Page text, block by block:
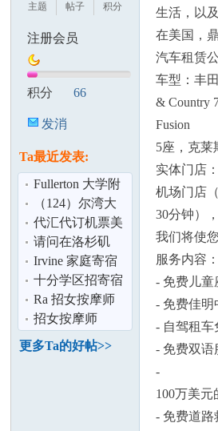
主题
帖子
积分
注册会员
积分 66
发消
Ta最近发表:
Fullerton 大学附
近雅房出租,环境
好
（124）尔湾大
公园现代化独栋
别墅,优质学区
代汇代订机票美
国/港台/新马/中
国,及时到帐
请问在洛杉矶
west covina附近
有没有教小朋
Irvine 家庭寄宿
十分学区招寄宿
学生
Ra 招女按摩师
招女按摩师
更多Ta的好帖>>
生活，以
在美国，
汽车租赁
车型：丰
& Country
Fusion
5座，克莱
实体门店
机场门店
30分钟）
我们将使
服务内容
- 免费儿童
- 免费佳明
- 自驾租车
- 免费双语
-
100万美元
- 免费道路